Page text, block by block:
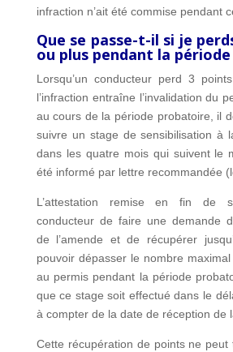
infraction n’ait été commise pendant
Que se passe-t-il si je
ou plus pendant la
Lorsqu’un conducteur perd 3
l’infraction entraîne l’invalidation du
au cours de la période probatoire, il
suivre un stage de sensibilisation à
dans les quatre mois qui suivent le
été informé par lettre recommandée
L’attestation remise en fin de
conducteur de faire une demande
de l’amende et de récupérer
pouvoir dépasser le nombre
au permis pendant la période
que ce stage soit effectué dans le
à compter de la date de réception de
Cette récupération de points ne peut